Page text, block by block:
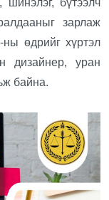
бүтээлч
зарлаж
өдрийг хүртэл
дизайнер, уран
байна.